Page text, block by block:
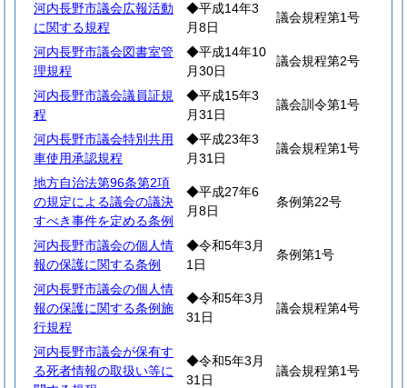
河内長野市議会広報活動
に関する規程
◆平成14年3
月8日
議会規程第1号
河内長野市議会図書室管
理規程
◆平成14年10
月30日
議会規程第2号
河内長野市議会議員証規
程
◆平成15年3
月31日
議会訓令第1号
河内長野市議会特別共用
車使用承認規程
◆平成23年3
月31日
議会規程第1号
地方自治法第96条第2項
の規定による議会の議決
すべき事件を定める条例
◆平成27年6
月8日
条例第22号
河内長野市議会の個人情
報の保護に関する条例
◆令和5年3月
1日
条例第1号
河内長野市議会の個人情
報の保護に関する条例施
行規程
◆令和5年3月
31日
議会規程第4号
河内長野市議会が保有す
る死者情報の取扱い等に
◆令和5年3月
31日
議会規程第1号